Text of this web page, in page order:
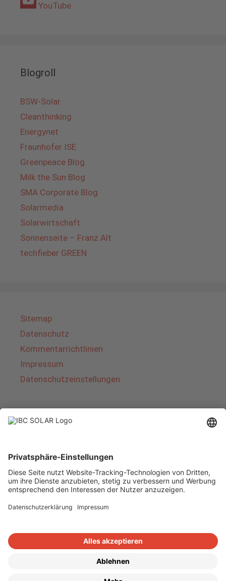
YouTube
Blogroll
BSW-Solar
Cleanthinking
Energynet
Fraunhofer ISE
Greenpeace Blog
Milk the Sun Blog
SMA Corporate Blog
Solarmedia
Solarwirtschaft
Sonnenseite – Franz Alt
techfieber GREEN
Sitemap
Datenschutz
Kommentarrichtlinien
Impressum
Datenschutzeinstellungen
Über IBC SOLAR
von Energielösungen und Dienstleistungen im
Bereich Photovoltaik und Speicher. Das
Unternehmen bietet Komplettsysteme an und
deckt das gesamte Spektrum von der Planung
bis zur schlüsselfertigen Übergabe von
Energielösungen für Eigenheime, Gewerbe und
Industrie sowie Solarparks.